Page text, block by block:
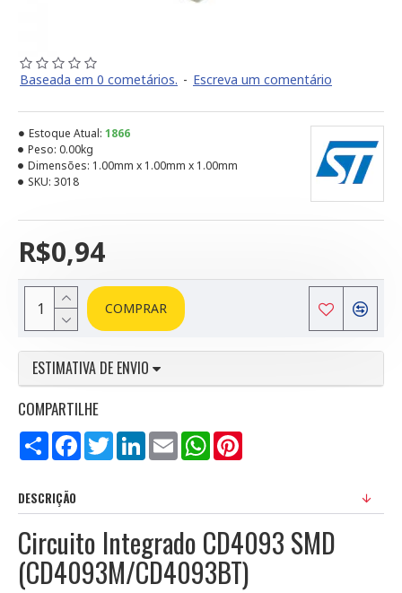
Baseada em 0 cometários. - Escreva um comentário
R$0,94
Estoque Atual: 1866
Peso: 0.00kg
Dimensões: 1.00mm x 1.00mm x 1.00mm
SKU: 3018
COMPRAR
ESTIMATIVA DE ENVIO
COMPARTILHE
Compartilhar
FacebookTwitterLinkedInEmail WhatsApp
DESCRIÇÃO
Circuito Integrado CD4093 SMD
(CD4093M/CD4093BT)